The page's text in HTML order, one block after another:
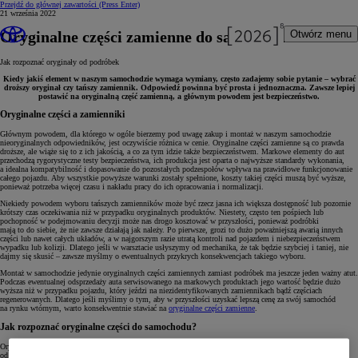
Przejdź do głównej zawartości (Press Enter)
Otwórz menu
21 września 2022
Oryginalne części zamienne do samochodu
Jak rozpoznać oryginały od podróbek
Kiedy jakiś element w naszym samochodzie wymaga wymiany, często zadajemy sobie pytanie – wybrać
droższy oryginał czy tańszy zamiennik. Odpowiedź powinna być prosta i jednoznaczna. Zawsze lepiej
postawić na oryginalną część zamienną, a głównym powodem jest bezpieczeństwo.
Oryginalne części a zamienniki
Głównym powodem, dla którego w ogóle bierzemy pod uwagę zakup i montaż w naszym samochodzie
nieoryginalnych odpowiedników, jest oczywiście różnica w cenie. Oryginalne części zamienne są co prawda
droższe, ale wiąże się to z ich jakością, a co za tym idzie także bezpieczeństwem. Markowe elementy do aut
przechodzą rygorystyczne testy bezpieczeństwa, ich produkcja jest oparta o najwyższe standardy wykonania,
a idealna kompatybilność i dopasowanie do pozostałych podzespołów wpływa na prawidłowe funkcjonowanie
całego pojazdu. Aby wszystkie powyższe warunki zostały spełnione, koszty takiej części muszą być wyższe,
ponieważ potrzeba więcej czasu i nakładu pracy do ich opracowania i normalizacji.
Niekiedy powodem wyboru tańszych zamienników może być rzecz jasna ich większa dostępność lub pozornie
krótszy czas oczekiwania niż w przypadku oryginalnych produktów. Niestety, często ten pośpiech lub
pochopność w podejmowaniu decyzji może nas drogo kosztować w przyszłości, ponieważ podróbki
mają to do siebie, że nie zawsze działają jak należy. Po pierwsze, grozi to dużo poważniejszą awarią innych
części lub nawet całych układów, a w najgorszym razie utratą kontroli nad pojazdem i niebezpieczeństwem
wypadku lub kolizji. Dlatego jeśli w warsztacie usłyszymy od mechanika, że tak będzie szybciej i taniej, nie
dajmy się skusić – zawsze myślmy o ewentualnych przykrych konsekwencjach takiego wyboru.
Montaż w samochodzie jedynie oryginalnych części zamiennych zamiast podróbek ma jeszcze jeden ważny atut.
Podczas ewentualnej odsprzedaży auta serwisowanego na markowych produktach jego wartość będzie dużo
wyższa niż w przypadku pojazdu, który jeździ na niezidentyfikowanych zamiennikach bądź częściach
regenerowanych. Dlatego jeśli myślimy o tym, aby w przyszłości uzyskać lepszą cenę za swój samochód
na rynku wtórnym, warto konsekwentnie stawiać na oryginalne części zamienne
Jak rozpoznać oryginalne części do samochodu?
Oryginalne części zamienne przede wszystkim mają lepszą jakość, a w związku z tym są nieco droższe
od niemarkowych produktów. Jest to ich podstawowy wyróżnik. Ponadto jeśli dokonujemy zakupu części